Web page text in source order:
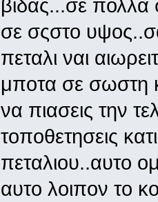
βιδας...σε πολλα
σε σςστο
πεταλι ναι
μποτα σε σωστη
να πιασεις την
τοποθετησεις
πεταλιου..αυτο
αυτο λοιπον το